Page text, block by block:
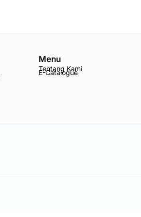
Menu
Tentang Kami
E-Catalogue